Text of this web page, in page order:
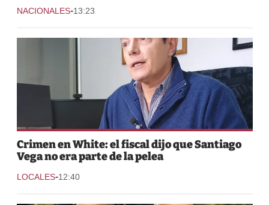
NACIONALES-13:23
Crimen en White: el fiscal dijo que Santiago
Vega no era parte de la pelea
LOCALES-12:40